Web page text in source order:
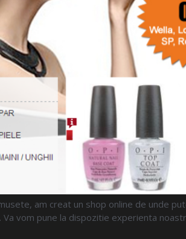
am creat un shop online de unde
vom pune la dispozitie experienta